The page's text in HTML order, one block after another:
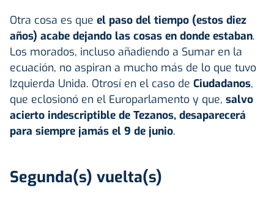
Otra cosa es que el paso del tiempo (estos diez
años) acabe dejando las cosas en donde estaban.
Los morados, incluso añadiendo a Sumar en la
ecuación, no aspiran a mucho más de lo que tuvo
Izquierda Unida. Otrosí en el caso de Ciudadanos,
que eclosionó en el Europarlamento y que, salvo
acierto indescriptible de Tezanos, desaparecerá
para siempre jamás el 9 de junio.
Segunda(s) vuelta(s)